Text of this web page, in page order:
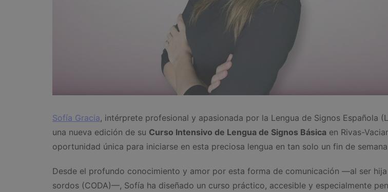
Sofía Gracia, intérprete profesional y apasionada por la Lengua de Signos Española
una nueva edición de su Curso Intensivo de Lengua de Signos Básica en Rivas-
oportunidad única para iniciarse en esta preciosa lengua en tan solo un fin de
Desde el profundo conocimiento y amor por esta forma de comunicación —al ser
sordos (CODA)—, Sofía ha diseñado un curso práctico, accesible y especialmente